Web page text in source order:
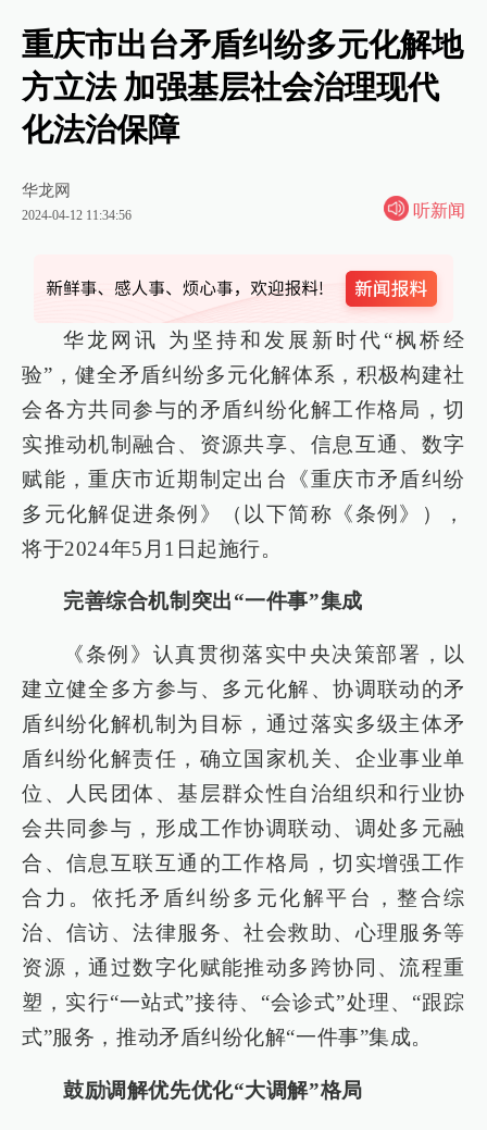
重庆市出台矛盾纠纷多元化解地
方立法 加强基层社会治理现代
化法治保障
华龙网
2024-04-12 11:34:56 听新闻
华龙网讯 为坚持和发展新时代“枫桥经
验”，健全矛盾纠纷多元化解体系，积极构建社
会各方共同参与的矛盾纠纷化解工作格局，切
实推动机制融合、资源共享、信息互通、数字
赋能，重庆市近期制定出台《重庆市矛盾纠纷
多元化解促进条例》（以下简称《条例》），
将于2024年5月1日起施行。
完善综合机制突出“一件事”集成
《条例》认真贯彻落实中央决策部署，以
建立健全多方参与、多元化解、协调联动的矛
盾纠纷化解机制为目标，通过落实多级主体矛
盾纠纷化解责任，确立国家机关、企业事业单
位、人民团体、基层群众性自治组织和行业协
会共同参与，形成工作协调联动、调处多元融
合、信息互联互通的工作格局，切实增强工作
合力。依托矛盾纠纷多元化解平台，整合综
治、信访、法律服务、社会救助、心理服务等
资源，通过数字化赋能推动多跨协同、流程重
塑，实行“一站式”接待、“会诊式”处理、“跟踪
式”服务，推动矛盾纠纷化解“一件事”集成。
鼓励调解优先优化“大调解”格局